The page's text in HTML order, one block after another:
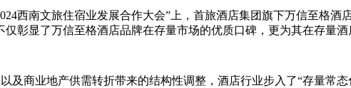
西南文旅住宿业发展合作大会”上，首旅酒店集团旗下万信至格酒
彰显了万信至格酒店品牌在存量市场的优质口碑，更为其在存量
商业地产供需转折带来的结构性调整，酒店行业步入了“存量常